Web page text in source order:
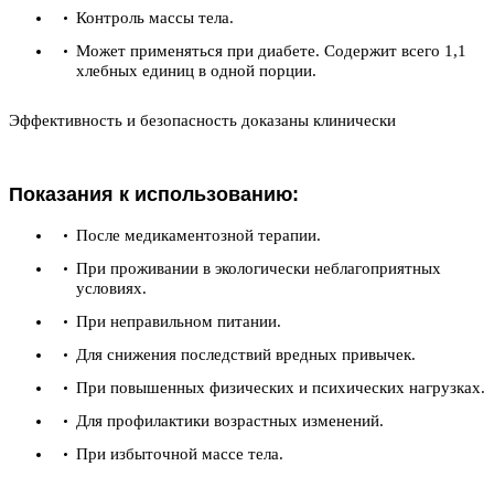
Контроль массы тела.
Может применяться при диабете. Содержит всего 1,1
хлебных единиц в одной порции.
Эффективность и безопасность доказаны клинически
Показания к использованию:
После медикаментозной терапии.
При проживании в экологически неблагоприятных
условиях.
При неправильном питании.
Для снижения последствий вредных привычек.
При повышенных физических и психических нагрузках.
Для профилактики возрастных изменений.
При избыточной массе тела.